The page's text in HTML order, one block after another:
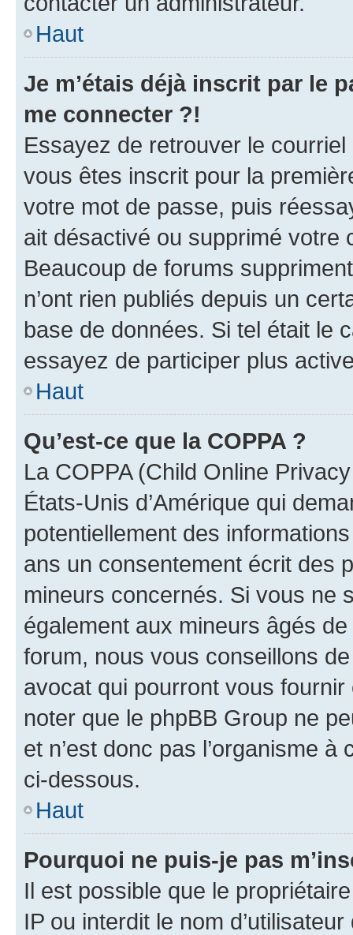
Haut
Je m’étais déjà inscrit par le
me connecter ?!
Essayez de retrouver le
vous êtes inscrit pour la
votre mot de passe, puis
ait désactivé ou supprimé votre
Beaucoup de forums
n’ont rien publiés depuis un
base de données. Si tel était le
essayez de participer plus
Haut
Qu’est-ce que la COPPA ?
La COPPA (Child Online
États-Unis d’Amérique qui
potentiellement des
ans un consentement écrit des
mineurs concernés. Si vous ne
également aux mineurs âgés
forum, nous vous conseillons
avocat qui pourront vous
noter que le phpBB Group ne
et n’est donc pas l’organisme
ci-dessous.
Haut
Pourquoi ne puis-je pas
Il est possible que le
IP ou interdit le nom